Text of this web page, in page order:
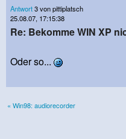
Antwort3 von pittiplatsch
25.08.07, 17:15:38
Re: Bekomme WIN XP
Oder so...
« Win98: audiorecorder